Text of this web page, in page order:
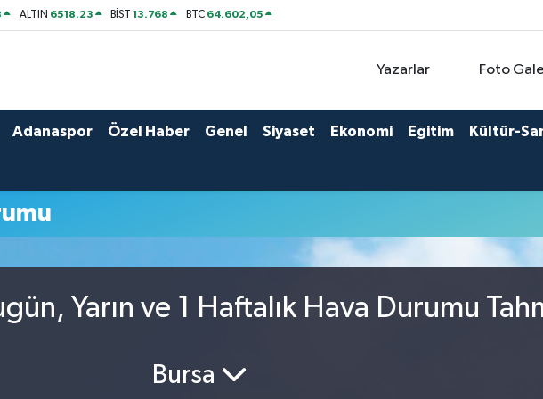
ALTIN 6518.23 BİST13.768 BTC 64.602,05
Yazarlar Foto
Adanaspor Özel Haber Genel Siyaset Ekonomi Eğitim Kültür-
Yarın ve 1 Haftalık Hava Durumu
Bursa